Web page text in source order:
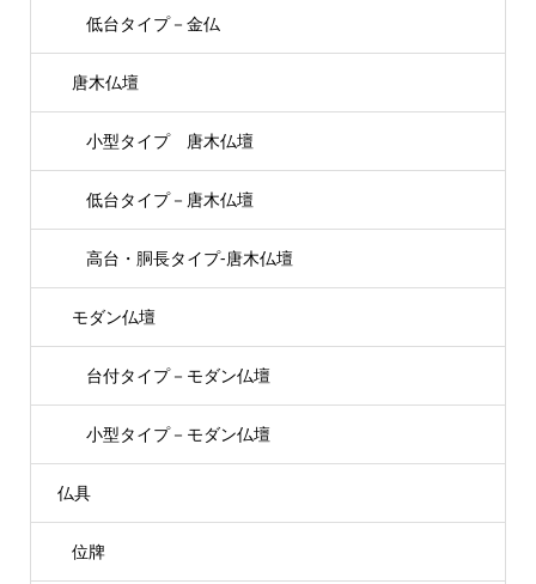
低台タイプ－金仏
唐木仏壇
小型タイプ 唐木仏壇
低台タイプ－唐木仏壇
高台・胴長タイプ-唐木仏壇
モダン仏壇
台付タイプ－モダン仏壇
小型タイプ－モダン仏壇
仏具
位牌